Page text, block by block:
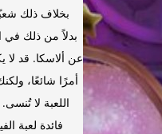
بخلاف ذلك
بدلاً من ذلك في
عن ألاسكا. قد لا
أمرًا شائعًا،
اللعبة لا
فائدة لعبة